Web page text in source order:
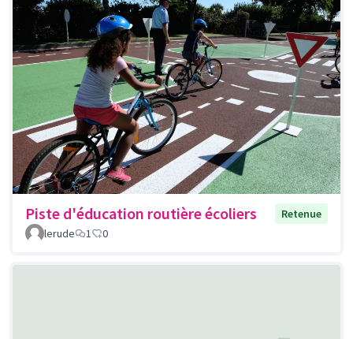
Piste d'éducation routière écoliers
Retenue
lerude
1 0